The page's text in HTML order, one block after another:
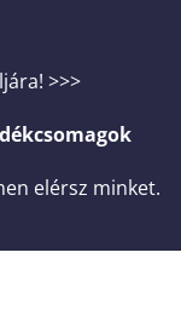
>>>
elérsz minket.